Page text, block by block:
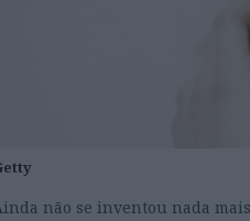
não se inventou nada mais